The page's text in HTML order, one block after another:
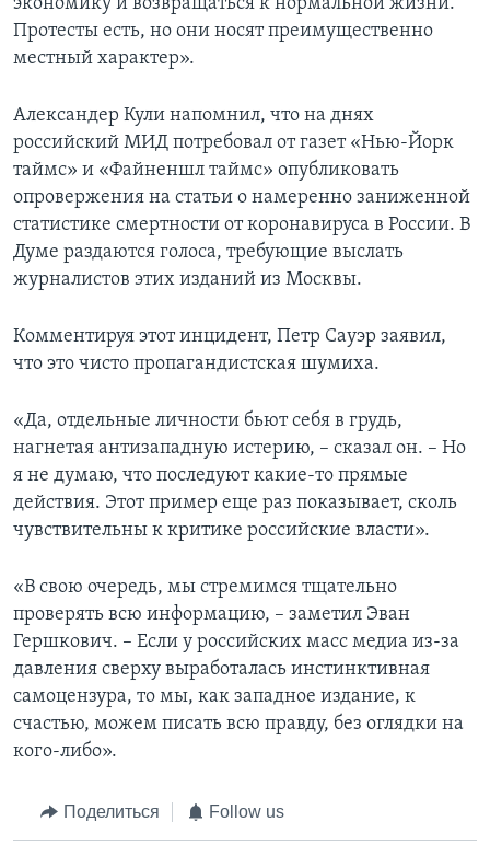
экономику и возвращаться к нормальной жизни.
Протесты есть, но они носят преимущественно
местный характер».
Александер Кули напомнил, что на днях
российский МИД потребовал от газет «Нью-Йорк
таймс» и «Файненшл таймс» опубликовать
опровержения на статьи о намеренно заниженной
статистике смертности от коронавируса в России. В
Думе раздаются голоса, требующие выслать
журналистов этих изданий из Москвы.
Комментируя этот инцидент, Петр Сауэр заявил,
что это чисто пропагандистская шумиха.
«Да, отдельные личности бьют себя в грудь,
нагнетая антизападную истерию, – сказал он. – Но
я не думаю, что последуют какие-то прямые
действия. Этот пример еще раз показывает, сколь
чувствительны к критике российские власти».
«В свою очередь, мы стремимся тщательно
проверять всю информацию, – заметил Эван
Гершкович. – Если у российских масс медиа из-за
давления сверху выработалась инстинктивная
самоцензура, то мы, как западное издание, к
счастью, можем писать всю правду, без оглядки на
кого-либо».
Поделиться Follow us